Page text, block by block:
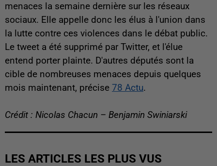
menaces la semaine dernière sur les réseaux
sociaux. Elle appelle donc les élus à l'union dans
la lutte contre ces violences dans le débat public.
Le tweet a été supprimé par Twitter, et l'élue
entend porter plainte. D'autres députés sont la
cible de nombreuses menaces depuis quelques
mois maintenant, précise 78 Actu.
Crédit : Nicolas Chacun – Benjamin Swiniarski
LES ARTICLES LES PLUS VUS